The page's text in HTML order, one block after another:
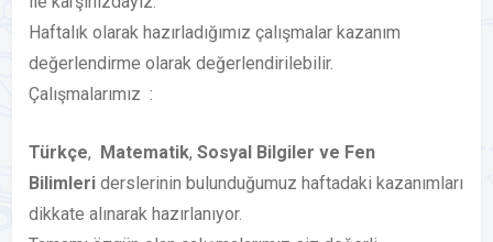
Haftalık olarak hazırladığımız çalışmalar kazanım
değerlendirme olarak değerlendirilebilir.
Çalışmalarımız :
Türkçe, Matematik,Sosyal Bilgiler ve Fen
Bilimleri derslerinin bulunduğumuz haftadaki kazanımları
dikkate alınarak hazırlanıyor.